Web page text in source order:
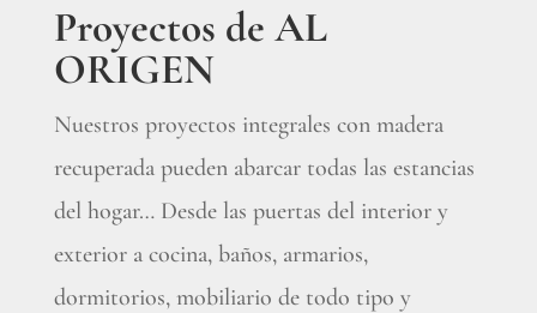
Proyectos de AL
ORIGEN
Nuestros proyectos integrales con madera
recuperada pueden abarcar todas las estancias
del hogar… Desde las puertas del interior y
exterior a cocina, baños, armarios,
dormitorios, mobiliario de todo tipo y